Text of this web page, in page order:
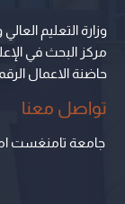
وزارة التعليم
مركز البحث في
حاضنة الاعمال
تواصل معنا
جامعة تامنغست